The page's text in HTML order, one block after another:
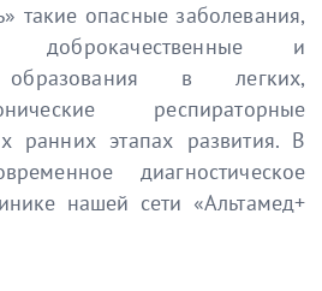
такие опасные заболевания,
доброкачественные и
образования в легких,
респираторные
ранних этапах развития. В
диагностическое
нашей сети «Альтамед+